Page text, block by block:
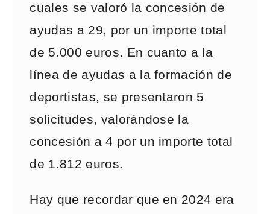
cuales se valoró la concesión de
ayudas a 29, por un importe total
de 5.000 euros. En cuanto a la
línea de ayudas a la formación de
deportistas, se presentaron 5
solicitudes, valorándose la
concesión a 4 por un importe total
de 1.812 euros.
Hay que recordar que en 2024 era